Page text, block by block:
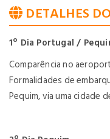
DETALHES
1º Dia Portugal /
Comparência no
Formalidades de
Pequim, via uma cidade